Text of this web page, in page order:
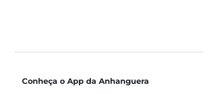
Conheça o App da Anhanguera